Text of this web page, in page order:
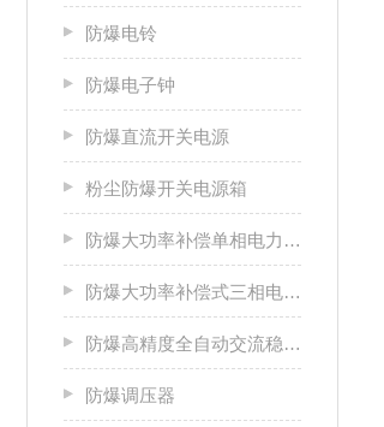
防爆电铃
防爆电子钟
防爆直流开关电源
粉尘防爆开关电源箱
防爆大功率补偿单相电力稳压器
防爆大功率补偿式三相电力稳压器
防爆高精度全自动交流稳压电源
防爆调压器